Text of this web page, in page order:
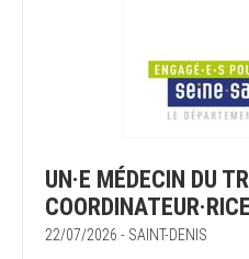
UN·E MÉDECIN DU
22/07/2026 - SAINT-DENIS